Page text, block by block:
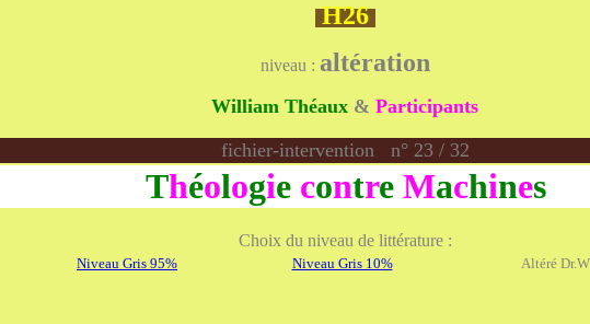
H26
niveau : altération
William Théaux & Participants
fichier-intervention n° 23 / 32
Théologie contre Machines
Choix du niveau de littérature :
Niveau Gris 95% Niveau Gris 10% Altéré